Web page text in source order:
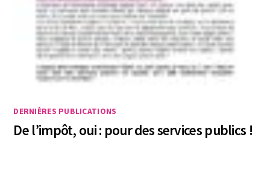
DERNIÈRES PUBLICATIONS
De l’impôt, oui : pour des services publics !